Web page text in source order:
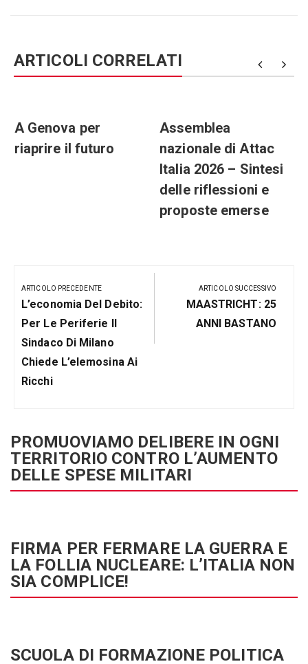
ARTICOLI CORRELATI
A Genova per
riaprire il futuro
Assemblea
nazionale di Attac
Italia 2026 – Sintesi
delle riflessioni e
proposte emerse
articoli
ARTICOLO PRECEDENTE
Articolo
Precedente:
L’economia Del Debito:
Per Le Periferie Il
Sindaco Di Milano
Chiede L’elemosina Ai
Ricchi
ARTICOLO SUCCESSIVO
Prossimo
Post
MAASTRICHT: 25
ANNI BASTANO
PROMUOVIAMO DELIBERE IN OGNI
TERRITORIO CONTRO L’AUMENTO
DELLE SPESE MILITARI
FIRMA PER FERMARE LA GUERRA E
LA FOLLIA NUCLEARE: L’ITALIA NON
SIA COMPLICE!
SCUOLA DI FORMAZIONE POLITICA